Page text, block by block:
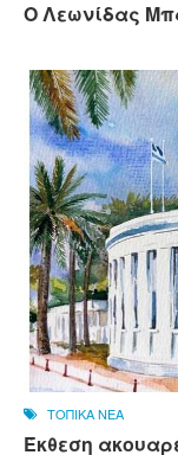
Ο Λεωνίδας
ΤΟΠΙΚΑ ΝΕΑ
Έκθεση